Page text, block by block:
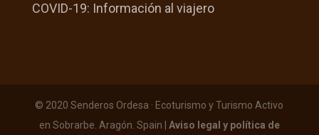
COVID-19: Información al viajero
© 2020 Senderos Ordesa · Ecoturismo y Turismo Activo
en Sobrarbe. Aragón. Spain | Aviso legal y política de